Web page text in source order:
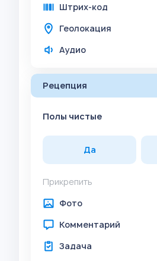
Штрих-код
Геолокация
Аудио
Рецепция
Полы чистые
Да
Прикрепить
Фото
Комментарий
Задача